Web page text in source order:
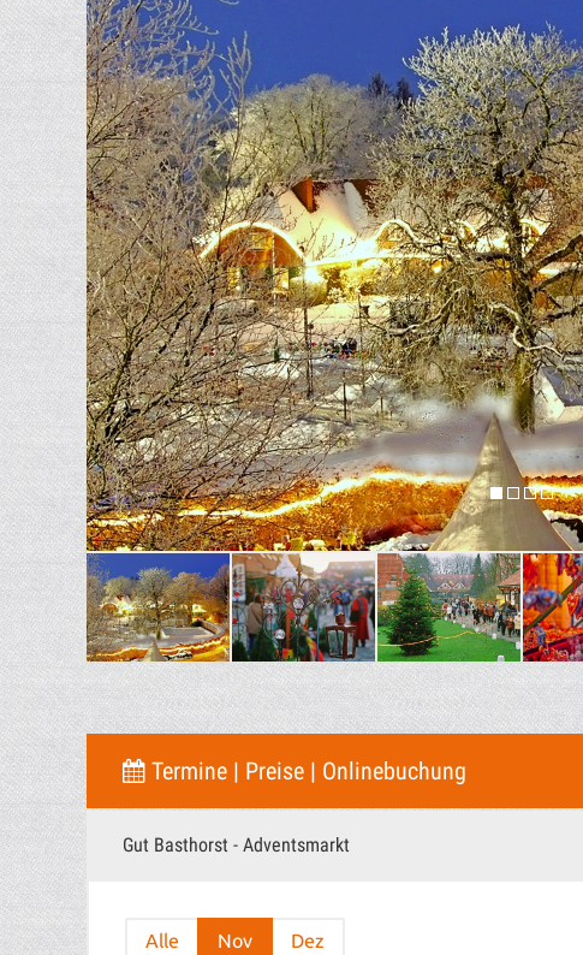
Termine | Preise | Onlinebuchung
Gut Basthorst - Adventsmarkt
Alle Nov Dez